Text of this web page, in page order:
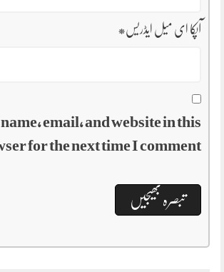
آپکا ای میل ایڈریس*
name, email, and website in this
for the next time I comment.